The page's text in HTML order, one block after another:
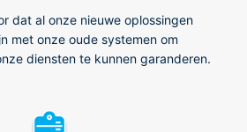
dat al onze nieuwe oplossingen
met onze oude systemen om
diensten te kunnen garanderen.